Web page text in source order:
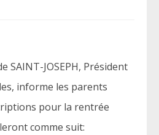
SAINT-JOSEPH, Président
informe les parents
pour la rentrée
comme suit: